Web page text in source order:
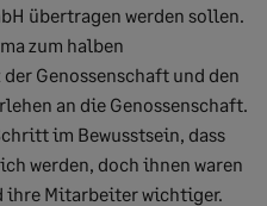
übertragen werden sollen.
zum halben
Genossenschaft und den
an die Genossenschaft.
im Bewusstsein, dass
werden, doch ihnen waren
ihre Mitarbeiter wichtiger.